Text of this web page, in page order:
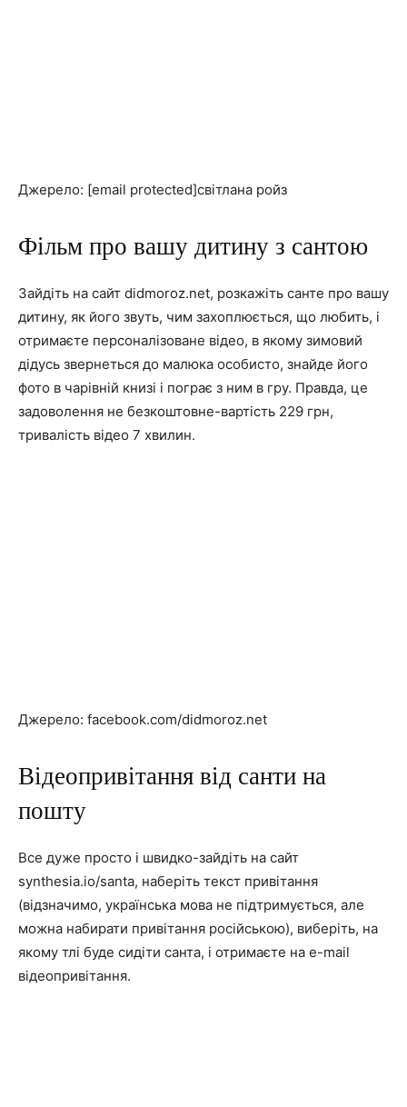
Джерело: [email protected]світлана ройз
Фільм про вашу дитину з сантою
Зайдіть на сайт didmoroz.net, розкажіть санте про вашу
дитину, як його звуть, чим захоплюється, що любить, і
отримаєте персоналізоване відео, в якому зимовий
дідусь звернеться до малюка особисто, знайде його
фото в чарівній книзі і пограє з ним в гру. Правда, це
задоволення не безкоштовне-вартість 229 грн,
тривалість відео 7 хвилин.
Джерело: facebook.com/didmoroz.net
Відеопривітання від санти на
пошту
Все дуже просто і швидко-зайдіть на сайт
synthesia.io/santa, наберіть текст привітання
(відзначимо, українська мова не підтримується, але
можна набирати привітання російською), виберіть, на
якому тлі буде сидіти санта, і отримаєте на e-mail
відеопривітання.